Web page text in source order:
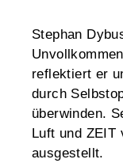
Stephan
reflektiert er
durch
überwinden.
Luft und ZEIT
ausgestellt.